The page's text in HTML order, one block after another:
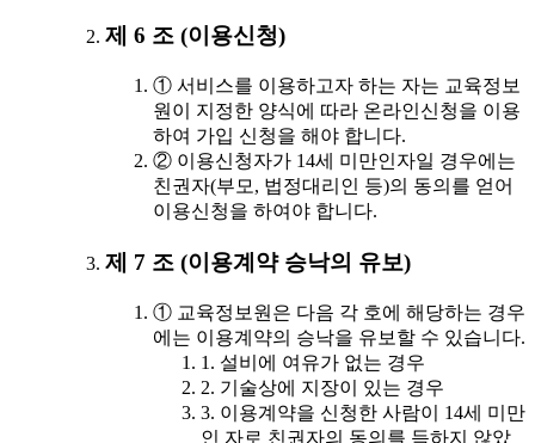
제 6 조 (이용신청)
① 서비스를 이용하고자 하는 자는 교육정보
원이 지정한 양식에 따라 온라인신청을 이용
하여 가입 신청을 해야 합니다.
② 이용신청자가 14세 미만인자일 경우에는
친권자(부모, 법정대리인 등)의 동의를 얻어
이용신청을 하여야 합니다.
제 7 조 (이용계약 승낙의 유보)
① 교육정보원은 다음 각 호에 해당하는 경우
에는 이용계약의 승낙을 유보할 수 있습니다.
1. 설비에 여유가 없는 경우
2. 기술상에 지장이 있는 경우
3. 이용계약을 신청한 사람이 14세 미만
인 자로 친권자의 동의를 득하지 않았